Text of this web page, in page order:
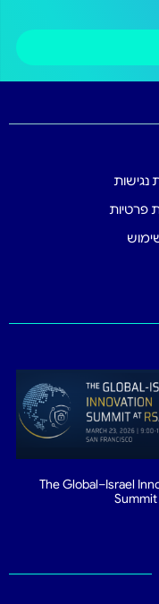
נגישות
פרטיות
The Global–Israel
Summit